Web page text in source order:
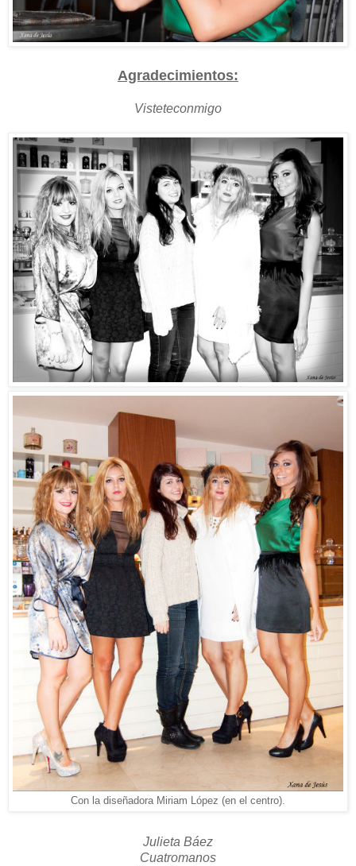
Agradecimientos:
Visteteconmigo
Con la diseñadora Miriam López (en el centro).
Julieta Báez
Cuatromanos